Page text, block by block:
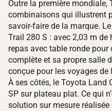
Outre la première mondiale,
combinaisons qui illustrent
savoir-faire de la marque.
Trail 280 S : avec 2,03 m
repas avec table ronde
complète et sa propre salle
conçue pour les voyages de
À ses côtés, le Toyota Land
SP sur plateau plat. Ce qui
solution sur mesure